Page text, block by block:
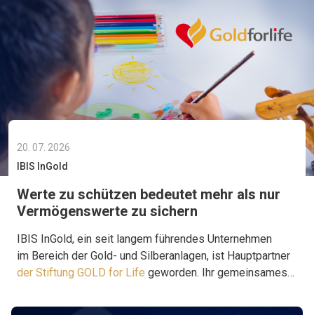
20. 07. 2026
IBIS InGold
Werte zu schützen bedeutet mehr als nur
Vermögenswerte zu sichern
IBIS InGold, ein seit langem führendes Unternehmen
im Bereich der Gold- und Silberanlagen, ist Hauptpartner
der Stiftung GOLD for Life geworden. Ihr gemeinsames
leisten, wo sie wirklich gebraucht wird.